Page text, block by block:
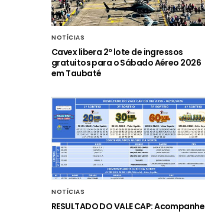
NOTÍCIAS
Cavex libera 2º lote de ingressos
gratuitos para o Sábado Aéreo 2026
em Taubaté
NOTÍCIAS
RESULTADO DO VALE CAP: Acompanhe